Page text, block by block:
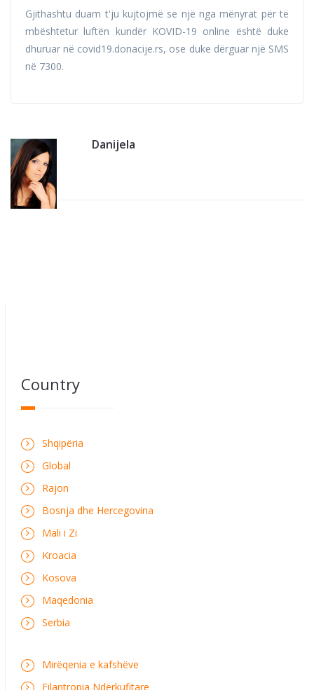
Gjithashtu duam t'ju kujtojmë se një nga mënyrat për të
mbështetur luftën kundër KOVID-19 online është duke
dhuruar në covid19.donacije.rs, ose duke dërguar një SMS
në 7300.
Danijela
Country
Shqipëria
Global
Rajon
Bosnja dhe Hercegovina
Mali i Zi
Kroacia
Kosova
Maqedonia
Serbia
Mirëqenia e kafshëve
Filantropia Ndërkufitare